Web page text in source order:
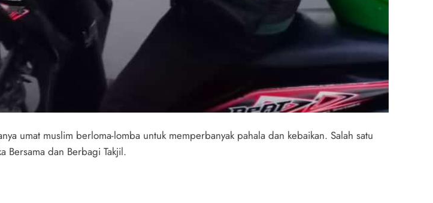
umat muslim berloma-lomba untuk memperbanyak pahala dan kebaikan. Salah satu
Bersama dan Berbagi Takjil.